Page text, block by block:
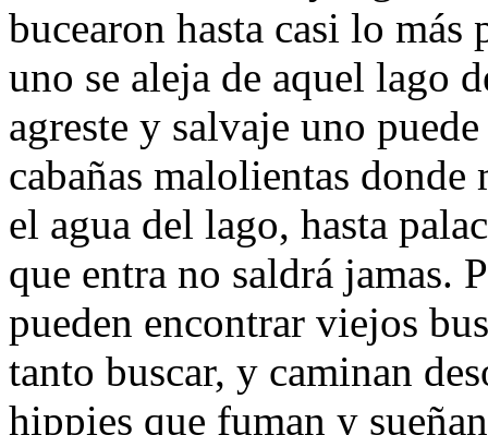
bucearon hasta casi lo
uno se aleja de aquel lago
agreste y salvaje uno
cabañas malolientas
el agua del lago, hasta
que entra no saldrá jamas.
pueden encontrar viejos
tanto buscar, y caminan
hippies que fuman y